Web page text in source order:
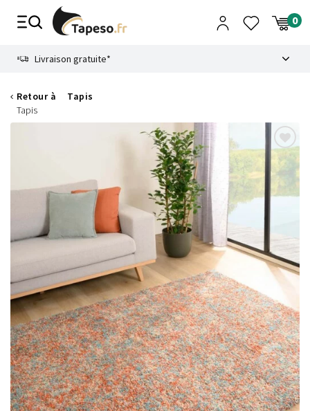
Livraison gratuite*
Retour à
Tapis
Tapis